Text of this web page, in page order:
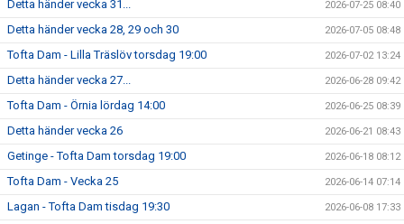
Detta händer vecka 31... 2026-07-25 08:40
Detta händer vecka 28, 29 och 30 2026-07-05 08:48
Tofta Dam - Lilla Träslöv torsdag 19:00 2026-07-02 13:24
Detta händer vecka 27... 2026-06-28 09:42
Tofta Dam - Örnia lördag 14:00 2026-06-25 08:39
Detta händer vecka 26 2026-06-21 08:43
Getinge - Tofta Dam torsdag 19:00 2026-06-18 08:12
Tofta Dam - Vecka 25 2026-06-14 07:14
Lagan - Tofta Dam tisdag 19:30 2026-06-08 17:33